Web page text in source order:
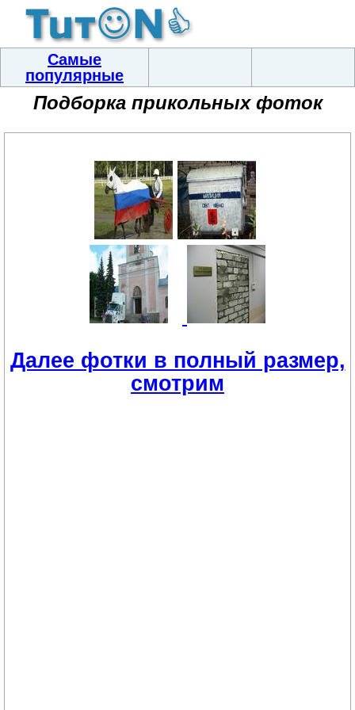
Самые
популярные
Подборка прикольных фоток
Далее фотки в полный размер,
смотрим